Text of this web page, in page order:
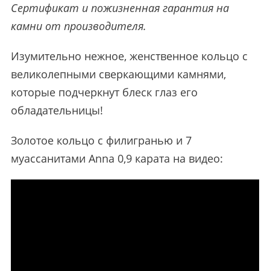
Сертификат и пожизненная гарантия на
камни от производителя.
Изумительно нежное, женственное кольцо с
великолепными сверкающими камнями,
которые подчеркнут блеск глаз его
обладательницы!
Золотое кольцо с филигранью и 7
муассанитами Anna 0,9 карата на видео: